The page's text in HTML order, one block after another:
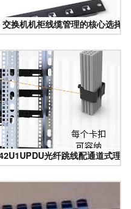
换机机柜线缆管理的核心选择
光纤跳线配通道式理